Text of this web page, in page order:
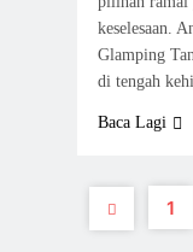
keselesaan.
Glamping
di tengah
Baca Lagi
1